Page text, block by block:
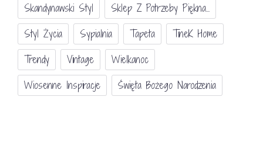
Skandynawski Styl
Sklep Z Potrzeby Piękna...
Styl Życia
Sypialnia Tapeta
TineK Home
Trendy
Vintage
Wielkanoc
Wiosenne Inspiracje
Święta Bożego Narodzenia